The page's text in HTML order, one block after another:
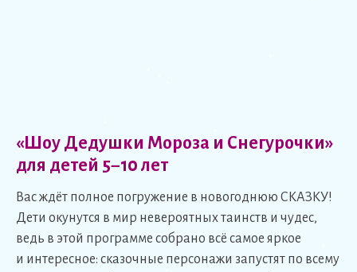
«Шоу Дедушки Мороза и Снегурочки»
для детей 5−10 лет
Вас ждёт полное погружение в новогоднюю СКАЗКУ!
Дети окунутся в мир невероятных таинств и чудес,
ведь в этой программе собрано всё самое яркое
и интересное: сказочные персонажи запустят по всему